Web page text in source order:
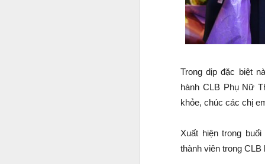
Trong dịp đặc biệt
hành CLB Phụ Nữ
khỏe, chúc các chị
Xuất hiện trong
thành viên trong